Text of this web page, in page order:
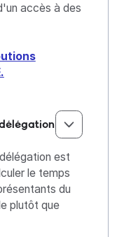
accès à des
est
le temps
du
plutôt que